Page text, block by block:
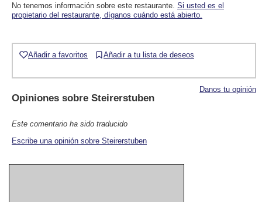
No tenemos información sobre este restaurante. Si usted es el
propietario del restaurante, díganos cuándo está abierto.
Añadir a favoritos Añadir a tu lista de deseos
Danos tu opinión
Opiniones sobre Steirerstuben
Este comentario ha sido traducido
Escribe una opinión sobre Steirerstuben